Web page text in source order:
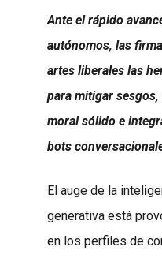
Ante el rápido
autónomos, las
artes liberales las
para mitigar
moral sólido e
bots
El auge de la
generativa está
en los perfiles de